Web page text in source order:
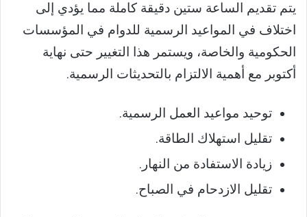
يتم تقديم الساعة ستين دقيقة كاملة مما يؤدي إلى
اختلاف في المواعيد الرسمية للدوام في المؤسسات
الحكومية والخاصة، ويستمر هذا التغيير حتى نهاية
أكتوبر مع أهمية الالتزام بالتحديثات الرسمية.
توحيد مواعيد العمل الرسمية.
تقليل استهلاك الطاقة.
زيادة الاستفادة من النهار.
تقليل الازدحام في الصباح.